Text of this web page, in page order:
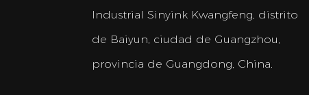
Industrial Sinyink Kwangfeng, distrito
de Baiyun, ciudad de Guangzhou,
provincia de Guangdong, China.